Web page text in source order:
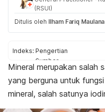
(RSUI)
Ditulis oleh Ilham Fariq Maulana
Indeks: Pengertian
Sumber
Manfaat
Kebutuhan harian
Mineral merupakan salah
yang berguna untuk
mineral, salah satunya